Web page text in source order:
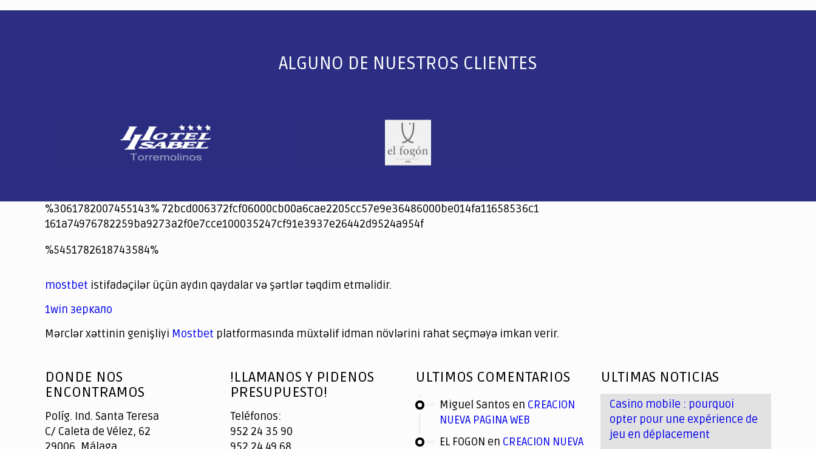
ALGUNO DE NUESTROS CLIENTES
%3061782007455143% 72bcd006372fcf06000cb00a6cae2205cc57e9e36486000be014fa11658536c1
161a74976782259ba9273a2f0e7cce100035247cf91e3937e26442d9524a954f
jeetcity
1xbet
jeet city casino
%5451782618743584%
spintiger
Avabet
Spinrise
Crown Green
Crowngreen casino login
슈가 러쉬1000 슬롯
crazy time casino online
1xcasinozambia.com
codingworldnews.com
parimatch.kr
winorio
winorio casino
winorio
mostbet istifadəçilər üçün aydın qaydalar və şərtlər təqdim etməlidir.
1win зеркало
Mərclər xəttinin genişliyi Mostbet platformasında müxtəlif idman növlərini rahat seçməyə imkan verir.
of
Casino
DONDE NOS
ENCONTRAMOS
Políg. Ind. Santa Teresa
C/ Caleta de Vélez, 62
!LLAMANOS Y PIDENOS
PRESUPUESTO!
Teléfonos:
952 24 35 90
ULTIMOS COMENTARIOS
Miguel Santos en CREACION
NUEVA PAGINA WEB
EL FOGON en CREACION NUEVA
ULTIMAS NOTICIAS
Casino mobile : pourquoi
opter pour une expérience de
jeu en déplacement